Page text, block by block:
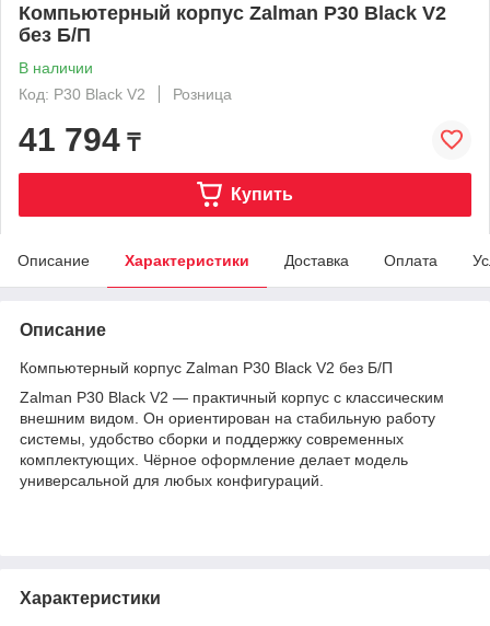
Компьютерный корпус Zalman P30 Black V2
без Б/П
В наличии
Код: P30 Black V2
Розница
41 794 ₸
Купить
Описание Характеристики Доставка Оплата
Описание
Компьютерный корпус Zalman P30 Black V2 без Б/П
Zalman P30 Black V2 — практичный корпус с классическим
внешним видом. Он ориентирован на стабильную работу
системы, удобство сборки и поддержку современных
комплектующих. Чёрное оформление делает модель
универсальной для любых конфигураций.
Характеристики